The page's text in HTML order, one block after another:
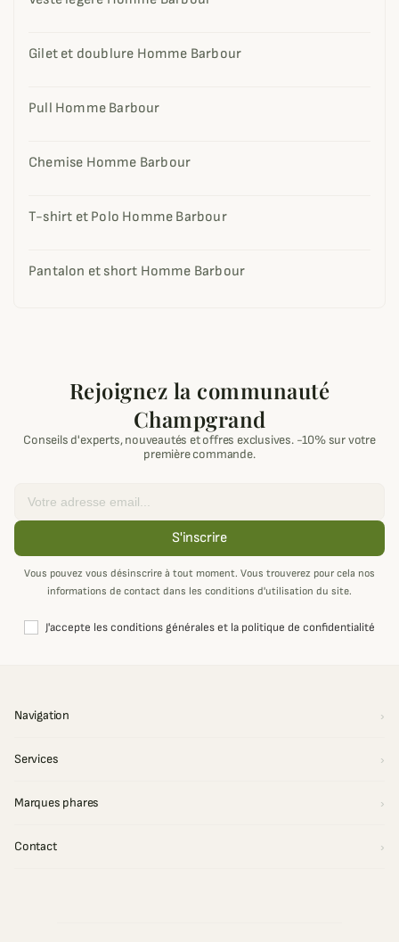
Gilet et doublure Homme Barbour
Pull Homme Barbour
Chemise Homme Barbour
T-shirt et Polo Homme Barbour
Pantalon et short Homme Barbour
Rejoignez la communauté
Champgrand
Conseils d'experts, nouveautés et offres exclusives. -10% sur votre
première commande.
S'inscrire
Vous pouvez vous désinscrire à tout moment. Vous trouverez pour cela nos
informations de contact dans les conditions d'utilisation du site.
J'accepte les conditions générales et la politique de confidentialité
Navigation
Services
Marques phares
Contact